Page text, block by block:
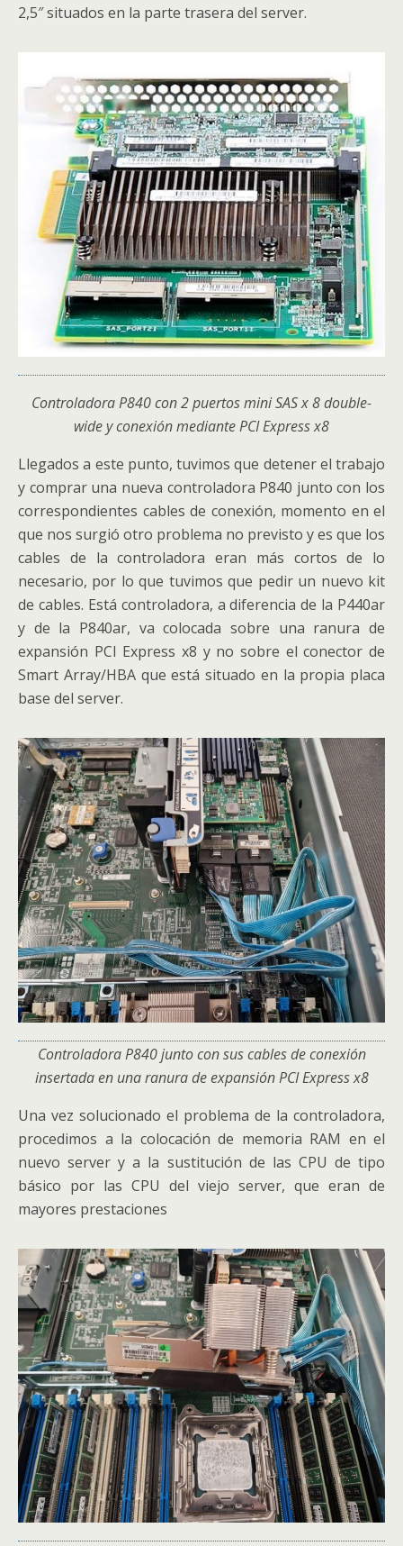
2,5″ situados en la parte trasera del server.
Controladora P840 con 2 puertos mini SAS x 8 double-
wide y conexión mediante PCI Express x8
Llegados a este punto, tuvimos que detener el trabajo
y comprar una nueva controladora P840 junto con los
correspondientes cables de conexión, momento en el
que nos surgió otro problema no previsto y es que los
cables de la controladora eran más cortos de lo
necesario, por lo que tuvimos que pedir un nuevo kit
de cables. Está controladora, a diferencia de la P440ar
y de la P840ar, va colocada sobre una ranura de
expansión PCI Express x8 y no sobre el conector de
Smart Array/HBA que está situado en la propia placa
base del server.
Controladora P840 junto con sus cables de conexión
insertada en una ranura de expansión PCI Express x8
Una vez solucionado el problema de la controladora,
procedimos a la colocación de memoria RAM en el
nuevo server y a la sustitución de las CPU de tipo
básico por las CPU del viejo server, que eran de
mayores prestaciones